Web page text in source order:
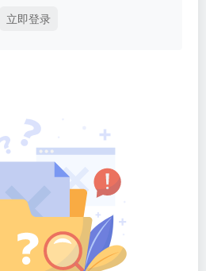
立即登录